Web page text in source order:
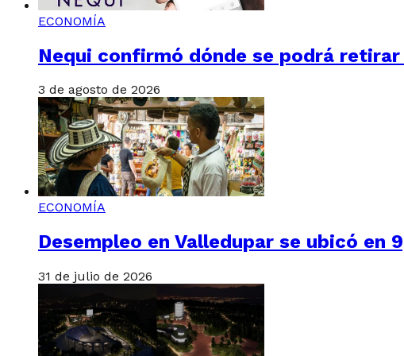
ECONOMÍA
Nequi confirmó dónde se podrá
3 de agosto de 2026
ECONOMÍA
Desempleo en Valledupar se ubicó en
31 de julio de 2026